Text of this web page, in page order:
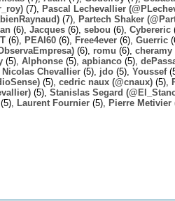
(7), Pascal Lechevallier
(7), Partech Shaker
(6), Jacques (6), sebou (6), Cybereric
(6), PEAI60 (6), Free4ever (6), Guerric
(6), romu (6), cheramy
(5), Alphonse (5), apbianco (5),
Nicolas Chevallier (5), jdo (5), Youssef
(5), cedric naux (@cnaux) (5),
(5), Stanislas Segard
(5), Laurent Fournier (5), Pierre Metivier